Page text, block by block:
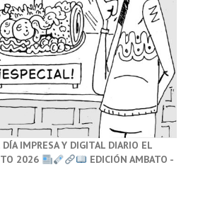
DÍA IMPRESA Y DIGITAL DIARIO EL
2026
EDICIÓN AMBATO -